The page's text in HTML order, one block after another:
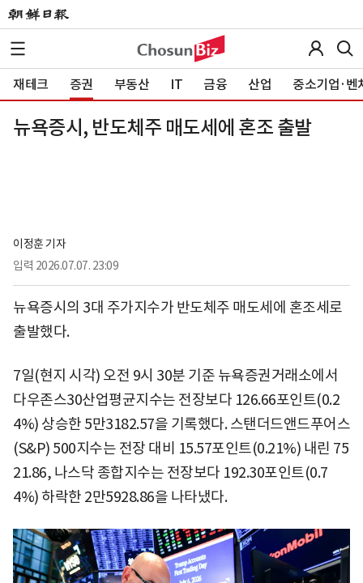
재테크 증권 부동산 IT 금융 산업 중소기업·벤
뉴욕증시, 반도체주 매도세에 혼조 출발
이정훈 기자
입력 2026.07.07. 23:09
뉴욕증시의 3대 주가지수가 반도체주 매도세에 혼조세로
출발했다.
7일(현지 시각) 오전 9시 30분 기준 뉴욕증권거래소에서
다우존스30산업평균지수는 전장보다 126.66포인트(0.2
4%) 상승한 5만3182.57을 기록했다. 스탠더드앤드푸어스
(S&P) 500지수는 전장 대비 15.57포인트(0.21%) 내린 75
21.86, 나스닥 종합지수는 전장보다 192.30포인트(0.7
4%) 하락한 2만5928.86을 나타냈다.